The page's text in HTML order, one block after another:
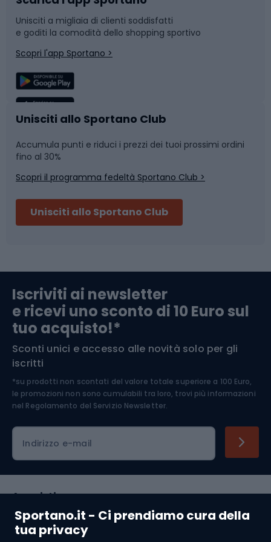
Sportano.it - Ci prendiamo cura della
tua privacy
Corsa
Sport di squadra
Caschi da ciclismo
Skitouring
Abbigliamento da escursionismo
Snowboard
Camminata nordica
Nuoto
Pattinaggio
Componenti per biciclette
Arrampicata
Medicina dello sport
Abbigliamento ciclistico
Unisciti a migliaia di clienti soddisfatti
e goditi la comodità dello shopping sportivo
Scopri l'app Sportano >
Unisciti allo Sportano Club
Accumula punti e riduci i prezzi dei tuoi prossimi ordini
fino al 30%
Scopri il programma fedeltà Sportano Club >
Unisciti allo Sportano Club
Iscriviti ai newsletter
e ricevi uno sconto di 10 Euro sul
tuo acquisto!*
Sconti unici e accesso alle novità solo per gli
iscritti
*su prodotti non scontati del valore totale superiore a 100 Euro,
le promozioni non sono cumulabili tra loro, trovi più informazioni
nel Regolamento del Servizio Newsletter.
Indirizzo e-mail
Acquisti
Servizio clienti